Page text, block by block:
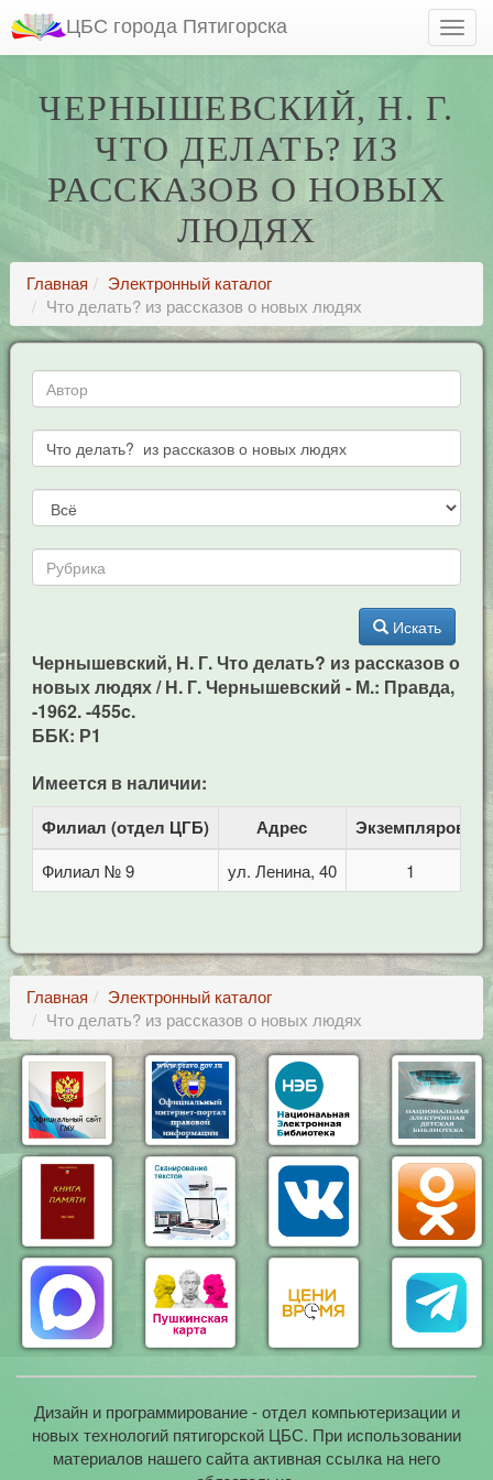
ЦБС города Пятигорска
ЧЕРНЫШЕВСКИЙ, Н. Г.
ЧТО ДЕЛАТЬ? ИЗ
РАССКАЗОВ О НОВЫХ
ЛЮДЯХ
Главная
Электронный каталог
Что делать? из рассказов о новых людях
Искать
Чернышевский, Н. Г. Что делать? из рассказов о
новых людях / Н. Г. Чернышевский - М.: Правда,
-1962. -455c.
ББК: Р1
Имеется в наличии:
Филиал (отдел ЦГБ) Адрес Экземпляров
Филиал № 9 ул. Ленина, 40 1
Главная
Электронный каталог
Что делать? из рассказов о новых людях
Дизайн и программирование - отдел компьютеризации и
новых технологий пятигорской ЦБС. При использовании
материалов нашего сайта активная ссылка на него